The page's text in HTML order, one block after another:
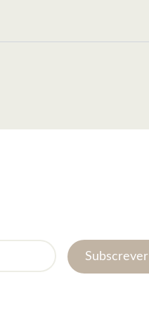
Subscrever